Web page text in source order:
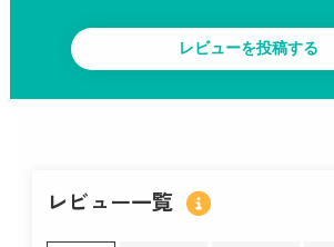
レビュー一覧